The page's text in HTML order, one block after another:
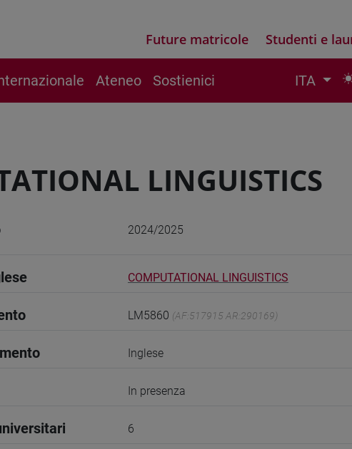
Future matricole Studenti e
Ateneo Sostienici ITA
LINGUISTICS
2024/2025
COMPUTATIONAL LINGUISTICS
LM5860 (AF:517915 AR:290169)
Inglese
In presenza
6